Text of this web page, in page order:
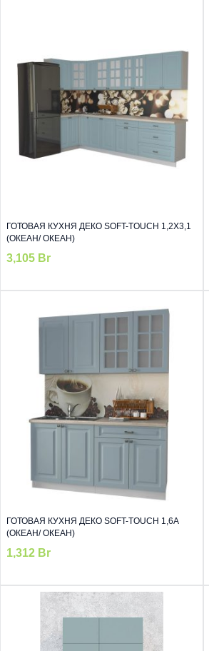
ГОТОВАЯ КУХНЯ ДЕКО SOFT-TOUCH 1,2Х3,1
(ОКЕАН/ ОКЕАН)
3,105 Br
ГОТОВАЯ КУХНЯ ДЕКО SOFT-TOUCH 1,6А
(ОКЕАН/ ОКЕАН)
1,312 Br